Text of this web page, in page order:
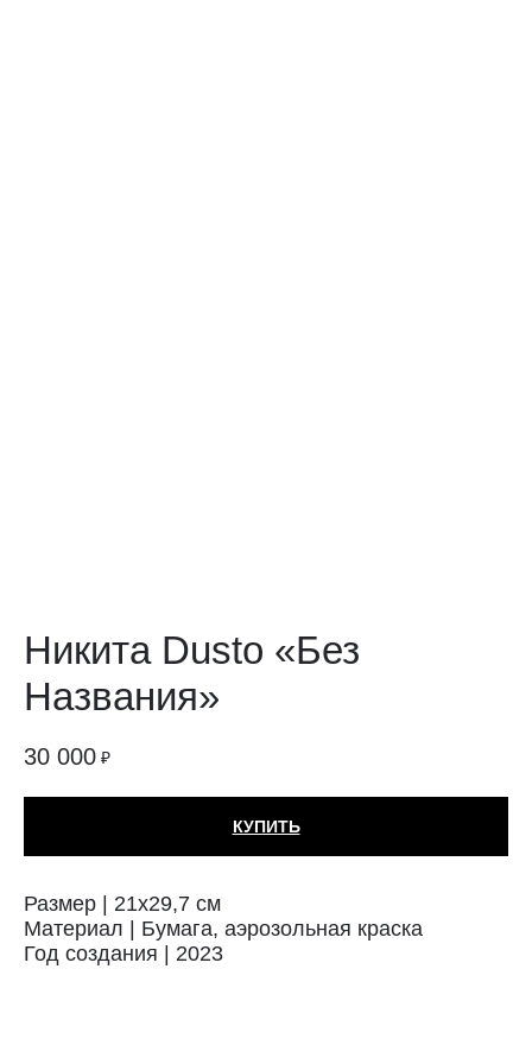
Никита Dusto «Без
Названия»
30 000 ₽
КУПИТЬ
Размер | 21x29,7 см
Материал | Бумага, аэрозольная краска
Год создания | 2023